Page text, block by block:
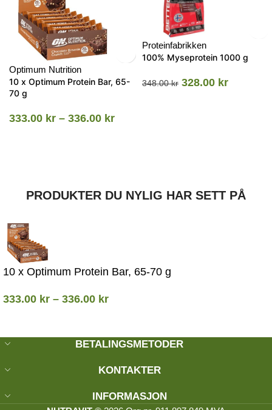
Optimum Nutrition
10 x Optimum Protein Bar, 65-
70 g
333.00 kr – 336.00 kr
Proteinfabrikken
100% Myseprotein 1000 g
348.00kr 328.00 kr
PRODUKTER DU NYLIG HAR SETT PÅ
10 x Optimum Protein Bar, 65-70 g
333.00 kr – 336.00 kr
BETALINGSMETODER
KONTAKTER
INFORMASJON